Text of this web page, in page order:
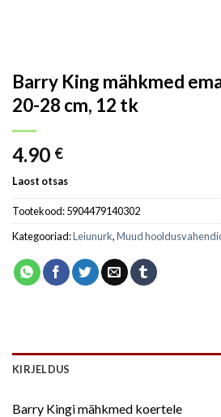
Barry King mähkmed
20-28 cm, 12 tk
4.90 €
Laost otsas
Tootekood:5904479140302
Kategooriad:Leiunurk,Muud
KIRJELDUS
Barry Kingi mähkmed koertele